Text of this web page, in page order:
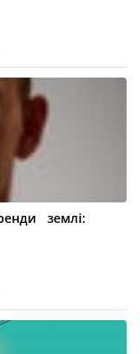
землі: